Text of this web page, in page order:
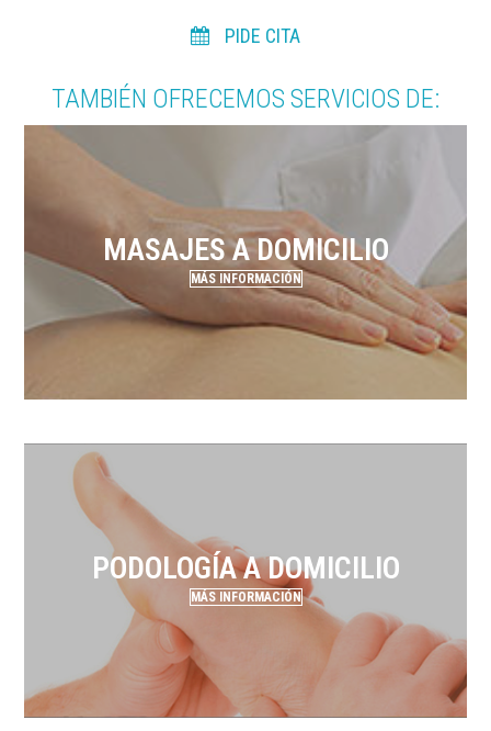
PIDE CITA
TAMBIÉN OFRECEMOS SERVICIOS DE:
MASAJES A DOMICILIO
MÁS INFORMACIÓN
PODOLOGÍA A DOMICILIO
MÁS INFORMACIÓN